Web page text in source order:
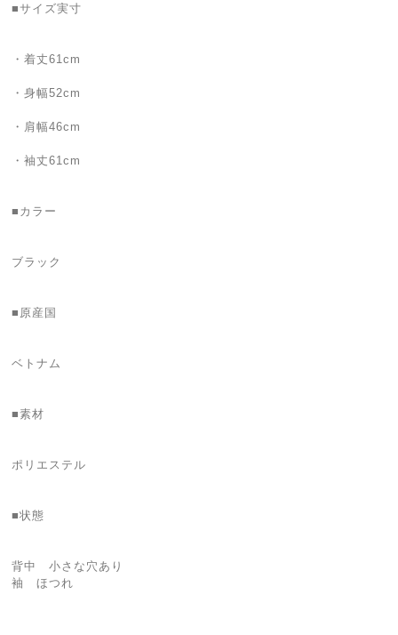
■サイズ実寸
・着丈61cm
・身幅52cm
・肩幅46cm
・袖丈61cm
■カラー
ブラック
■原産国
ベトナム
■素材
ポリエステル
■状態
背中 小さな穴あり
袖 ほつれ